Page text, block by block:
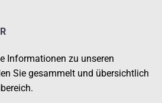
Informationen zu unseren
Sie gesammelt und übersichtlich